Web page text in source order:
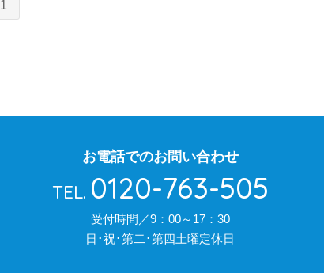
1
お電話でのお問い合わせ
TEL. 0120-763-505
受付時間／9：00～17：30
日･祝･第二･第四土曜定休日